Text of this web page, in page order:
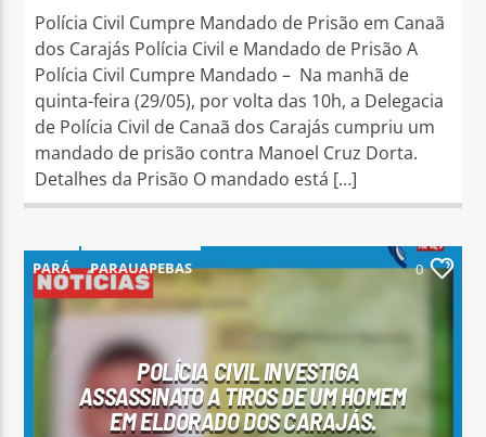
Polícia Civil Cumpre Mandado de Prisão em Canaã
dos Carajás Polícia Civil e Mandado de Prisão A
Polícia Civil Cumpre Mandado – Na manhã de
quinta-feira (29/05), por volta das 10h, a Delegacia
de Polícia Civil de Canaã dos Carajás cumpriu um
mandado de prisão contra Manoel Cruz Dorta.
Detalhes da Prisão O mandado está […]
PARÁ PARAUAPEBAS 0
POLÍCIA CIVIL INVESTIGA
ASSASSINATO A TIROS DE UM HOMEM
EM ELDORADO DOS CARAJÁS.